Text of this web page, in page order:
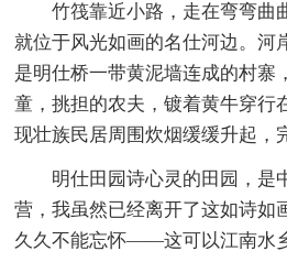
竹筏靠近小路，走在弯弯曲
就位于风光如画的名仕河边。河
是明仕桥一带黄泥墙连成的村寨
童，挑担的农夫，镀着黄牛穿行
现壮族民居周围炊烟缓缓升起，
明仕田园诗心灵的田园，是
营，我虽然已经离开了这如诗如
久久不能忘怀——这可以江南水